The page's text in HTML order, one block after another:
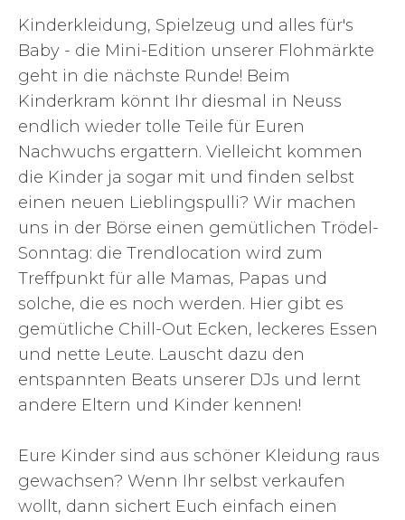
Kinderkleidung, Spielzeug und alles für's
Baby - die Mini-Edition unserer Flohmärkte
geht in die nächste Runde! Beim
Kinderkram könnt Ihr diesmal in Neuss
endlich wieder tolle Teile für Euren
Nachwuchs ergattern. Vielleicht kommen
die Kinder ja sogar mit und finden selbst
einen neuen Lieblingspulli? Wir machen
uns in der Börse einen gemütlichen Trödel-
Sonntag: die Trendlocation wird zum
Treffpunkt für alle Mamas, Papas und
solche, die es noch werden. Hier gibt es
gemütliche Chill-Out Ecken, leckeres Essen
und nette Leute. Lauscht dazu den
entspannten Beats unserer DJs und lernt
andere Eltern und Kinder kennen!
Eure Kinder sind aus schöner Kleidung raus
gewachsen? Wenn Ihr selbst verkaufen
wollt, dann sichert Euch einfach einen